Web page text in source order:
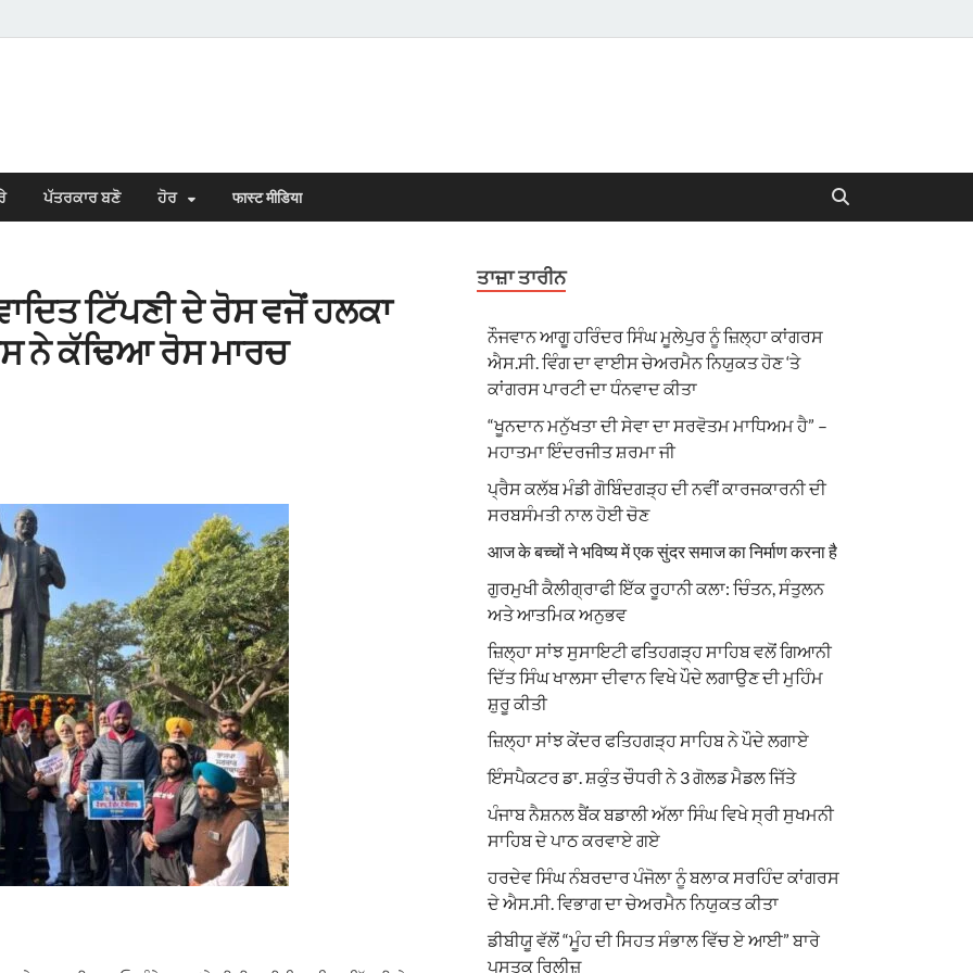
ਪੱਤਰਕਾਰ ਬਣੋ ਹੋਰ फास्ट मीडिया
ਟਿੱਪਣੀ ਦੇ ਰੋਸ ਵਜੋਂ ਹਲਕਾ
ਨੇ ਕੱਢਿਆ ਰੋਸ ਮਾਰਚ
ਤਾਜ਼ਾ ਤਾਰੀਨ
ਨੌਜਵਾਨ ਆਗੂ ਹਰਿੰਦਰ ਸਿੰਘ ਮੂਲੇਪੁਰ ਨੂੰ ਜ਼ਿਲ੍ਹਾ ਕਾਂਗਰਸ
ਐਸ.ਸੀ. ਵਿੰਗ ਦਾ ਵਾਈਸ ਚੇਅਰਮੈਨ ਨਿਯੁਕਤ ਹੋਣ ‘ਤੇ
ਕਾਂਗਰਸ ਪਾਰਟੀ ਦਾ ਧੰਨਵਾਦ ਕੀਤਾ
“ਖੂਨਦਾਨ ਮਨੁੱਖਤਾ ਦੀ ਸੇਵਾ ਦਾ ਸਰਵੋਤਮ ਮਾਧਿਅਮ ਹੈ” –
ਮਹਾਤਮਾ ਇੰਦਰਜੀਤ ਸ਼ਰਮਾ ਜੀ
ਪ੍ਰੈਸ ਕਲੱਬ ਮੰਡੀ ਗੋਬਿੰਦਗੜ੍ਹ ਦੀ ਨਵੀਂ ਕਾਰਜਕਾਰਨੀ ਦੀ
ਸਰਬਸੰਮਤੀ ਨਾਲ ਹੋਈ ਚੋਣ
आज के बच्चों ने भविष्य में एक सुंदर समाज का निर्माण करना है
ਗੁਰਮੁਖੀ ਕੈਲੀਗ੍ਰਾਫੀ ਇੱਕ ਰੂਹਾਨੀ ਕਲਾ: ਚਿੰਤਨ, ਸੰਤੁਲਨ
ਅਤੇ ਆਤਮਿਕ ਅਨੁਭਵ
ਜ਼ਿਲ੍ਹਾ ਸਾਂਝ ਸੁਸਾਇਟੀ ਫਤਿਹਗੜ੍ਹ ਸਾਹਿਬ ਵਲੋਂ ਗਿਆਨੀ
ਦਿੱਤ ਸਿੰਘ ਖਾਲਸਾ ਦੀਵਾਨ ਵਿਖੇ ਪੌਦੇ ਲਗਾਉਣ ਦੀ ਮੁਹਿੰਮ
ਸ਼ੁਰੂ ਕੀਤੀ
ਜ਼ਿਲ੍ਹਾ ਸਾਂਝ ਕੇਂਦਰ ਫਤਿਹਗੜ੍ਹ ਸਾਹਿਬ ਨੇ ਪੌਦੇ ਲਗਾਏ
ਇੰਸਪੈਕਟਰ ਡਾ. ਸ਼ਕੁੰਤ ਚੌਧਰੀ ਨੇ 3 ਗੋਲਡ ਮੈਡਲ ਜਿੱਤੇ
ਪੰਜਾਬ ਨੈਸ਼ਨਲ ਬੈਂਕ ਬਡਾਲੀ ਅੱਲਾ ਸਿੰਘ ਵਿਖੇ ਸ੍ਰੀ ਸੁਖਮਨੀ
ਸਾਹਿਬ ਦੇ ਪਾਠ ਕਰਵਾਏ ਗਏ
ਹਰਦੇਵ ਸਿੰਘ ਨੰਬਰਦਾਰ ਪੰਜੋਲਾ ਨੂੰ ਬਲਾਕ ਸਰਹਿੰਦ ਕਾਂਗਰਸ
ਦੇ ਐਸ.ਸੀ. ਵਿਭਾਗ ਦਾ ਚੇਅਰਮੈਨ ਨਿਯੁਕਤ ਕੀਤਾ
ਡੀਬੀਯੂ ਵੱਲੋਂ “ਮੂੰਹ ਦੀ ਸਿਹਤ ਸੰਭਾਲ ਵਿੱਚ ਏ ਆਈ” ਬਾਰੇ
ਪੁਸਤਕ ਰਿਲੀਜ਼